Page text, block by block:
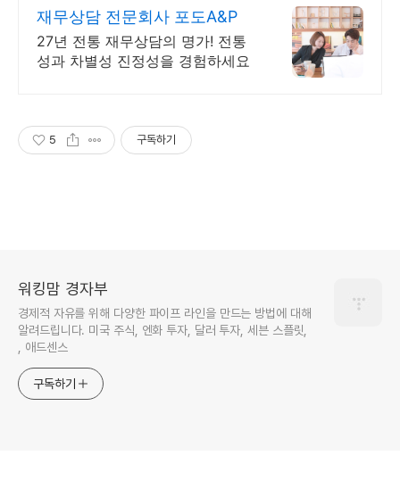
요
재무상담 전문회사 포도A&P
27년 전통 재무상담의 명가! 전통
성과 차별성 진정성을 경험하세요
5 구독하기
워킹맘 경자부
경제적 자유를 위해 다양한 파이프 라인을 만드는 방법에 대해
알려드립니다. 미국 주식, 엔화 투자, 달러 투자, 세븐 스플릿,
, 애드센스
구독하기